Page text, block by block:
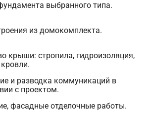
выбранного типа.
из домокомплекта.
крыши: стропила, гидроизоляция,
и разводка коммуникаций в
с проектом.
фасадные отделочные работы.